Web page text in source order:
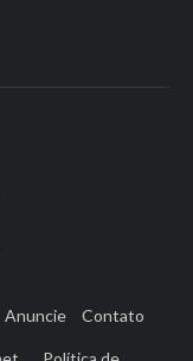
Anuncie Contato